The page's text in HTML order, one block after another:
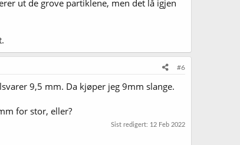
ut de grove partiklene, men det lå igjen
#6
9,5 mm. Da kjøper jeg 9mm slange.
for stor, eller?
Sist redigert: 12 Feb 2022